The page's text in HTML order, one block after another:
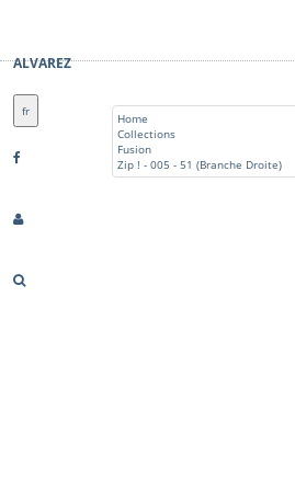
ALVAREZ
fr
Home
Collections
Fusion
Zip ! - 005 - 51 (Branche Droite)